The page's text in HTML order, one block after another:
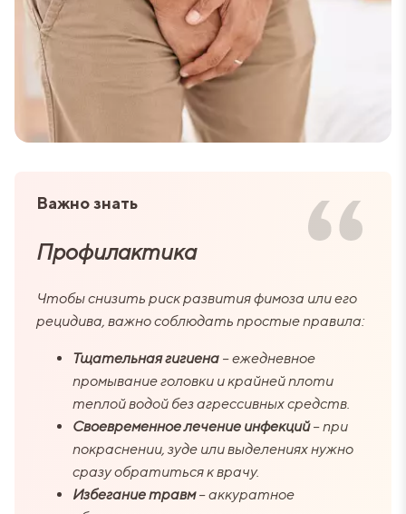
Фимоз у взрослых мужчин может развиваться по
нескольким причинам:
Врожденная особенность – у некоторых мужчин с
детства сохраняется физиологический фимоз,
который не прошел в подростковом возрасте.
Рубцовый фимоз (вторичный) – возникает из-за
инфекций, сахарного диабета. Крайняя плоть
теряет эластичность, на ней образуются рубцы, что
крови способствует сухости кожи и
воспалительным процессам, что может
Инфекции и плохая гигиена – грибковые (кандидоз)
и бактериальные инфекции вызывают хроническое
воспаление, приводящее к сужению крайней плоти.
Возрастные изменения – с годами кожа теряет
эластичность, что может усугубить имеющееся
сужение.
Важно знать
Профилактика
Чтобы снизить риск развития фимоза или его
рецидива, важно соблюдать простые правила:
Тщательная гигиена – ежедневное
промывание головки и крайней плоти
теплой водой без агрессивных средств.
Своевременное лечение инфекций– при
покраснении, зуде или выделениях нужно
сразу обратиться к врачу.
Избегание травм– аккуратное